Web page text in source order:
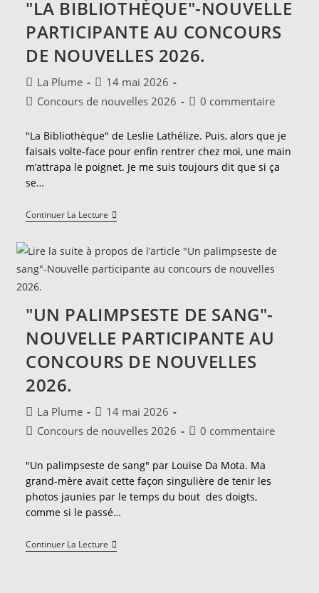
Concours
De
Nouvelles
2026.
"LA BIBLIOTHÈQUE"-NOUVELLE
PARTICIPANTE AU CONCOURS
DE NOUVELLES 2026.
Auteur/autrice
de
La Plume
Publication
publiée :
14 mai 2026
PostConcours de nouvelles 2026
Commentaires
la
publication :
0 commentaire
"La Bibliothèque" de Leslie Lathélize. Puis, alors que je
faisais volte-face pour enfin rentrer chez moi, une main
m’attrapa le poignet. Je me suis toujours dit que si ça
se…
Continuer La Lecture"La
Bibliothèque"-
Participante
Au
Concours
2026.
"UN PALIMPSESTE DE SANG"-
NOUVELLE PARTICIPANTE AU
CONCOURS DE NOUVELLES
2026.
Auteur/autrice
de
La Plume
Publication
publiée :
14 mai 2026
PostConcours de nouvelles 2026
Commentaires
la
publication :
0 commentaire
"Un palimpseste de sang" par Louise Da Mota. Ma
grand-mère avait cette façon singulière de tenir les
photos jaunies par le temps du bout des doigts,
comme si le passé…
Continuer La Lecture"Un
Palimpseste